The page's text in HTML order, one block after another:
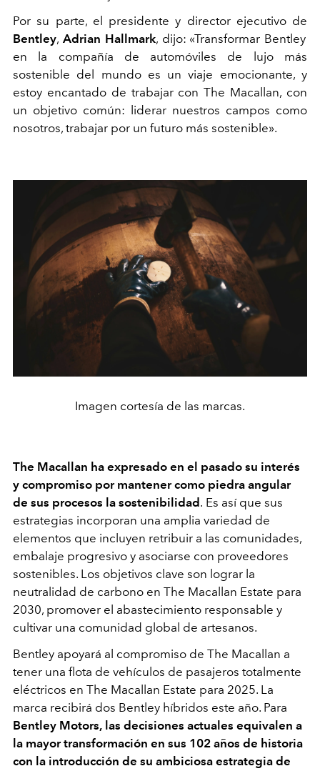
Por su parte, el presidente y director ejecutivo de
Bentley, Adrian Hallmark, dijo: «Transformar Bentley
en la compañía de automóviles de lujo más
sostenible del mundo es un viaje emocionante, y
estoy encantado de trabajar con The Macallan, con
un objetivo común: liderar nuestros campos como
nosotros, trabajar por un futuro más sostenible».
Imagen cortesía de las marcas.
The Macallan ha expresado en el pasado su interés
y compromiso por mantener como piedra angular
de sus procesos la sostenibilidad . Es así que sus
estrategias incorporan una amplia variedad de
elementos que incluyen retribuir a las comunidades,
embalaje progresivo y asociarse con proveedores
sostenibles. Los objetivos clave son lograr la
neutralidad de carbono en The Macallan Estate para
2030, promover el abastecimiento responsable y
cultivar una comunidad global de artesanos.
Bentley apoyará al compromiso de The Macallan a
tener una flota de vehículos de pasajeros totalmente
eléctricos en The Macallan Estate para 2025. La
marca recibirá dos Bentley híbridos este año. Para
Bentley Motors, las decisiones actuales equivalen a
la mayor transformación en sus 102 años de historia
con la introducción de su ambiciosa estrategia de